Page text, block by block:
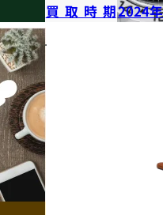
買取時期2024